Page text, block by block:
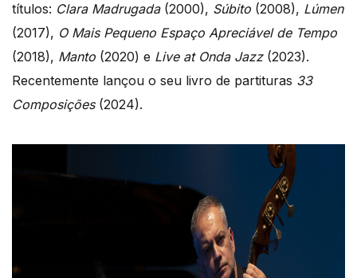
títulos: Clara Madrugada(2000), Súbito (2008), Lúmen
(2017), O Mais Pequeno Espaço Apreciável de Tempo
(2018), Manto (2020) e Live at Onda Jazz(2023).
Recentemente lançou o seu livro de partituras 33
Composições(2024).